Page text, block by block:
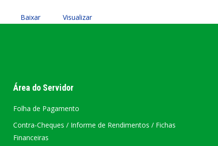
Baixar Visualizar
Área do Servidor
Folha de Pagamento
Contra-Cheques / Informe de Rendimentos / Fichas
Financeiras